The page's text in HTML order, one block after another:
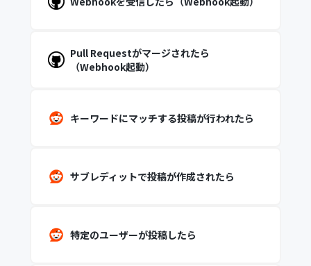
Pull Requestがマージされたら
（Webhook起動）
キーワードにマッチする投稿が行われたら
サブレディットで投稿が作成されたら
特定のユーザーが投稿したら